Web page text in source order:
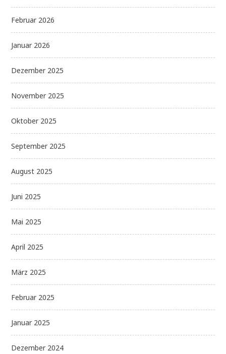
Februar 2026
Januar 2026
Dezember 2025
November 2025
Oktober 2025
September 2025
August 2025
Juni 2025
Mai 2025
April 2025
März 2025
Februar 2025
Januar 2025
Dezember 2024